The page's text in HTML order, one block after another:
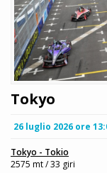
Tokyo
26 luglio 2026 ore
Tokyo - Tokio
2575 mt / 33 giri